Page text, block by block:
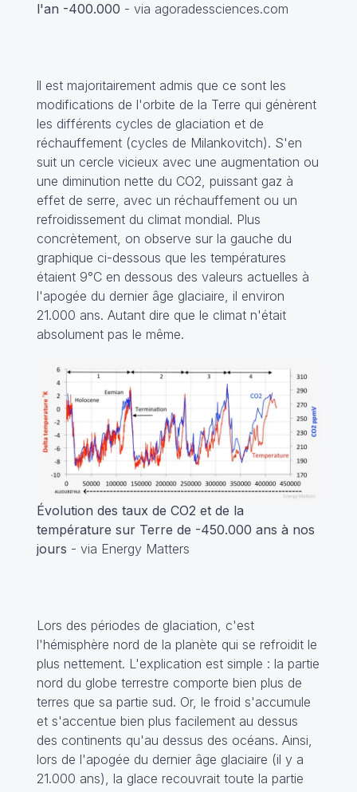
l'an -400.000 - via agoradessciences.com
ll est majoritairement admis que ce sont les
modifications de l'orbite de la Terre qui génèrent
les différents cycles de glaciation et de
réchauffement (cycles de Milankovitch). S'en
suit un cercle vicieux avec une augmentation ou
une diminution nette du CO2, puissant gaz à
effet de serre, avec un réchauffement ou un
refroidissement du climat mondial. Plus
concrètement, on observe sur la gauche du
graphique ci-dessous que les températures
étaient 9°C en dessous des valeurs actuelles à
l'apogée du dernier âge glaciaire, il environ
21.000 ans. Autant dire que le climat n'était
absolument pas le même.
Évolution des taux de CO2 et de la
température sur Terre de -450.000 ans à nos
jours - via Energy Matters
Lors des périodes de glaciation, c'est
l'hémisphère nord de la planète qui se refroidit le
plus nettement. L'explication est simple : la partie
nord du globe terrestre comporte bien plus de
terres que sa partie sud. Or, le froid s'accumule
et s'accentue bien plus facilement au dessus
des continents qu'au dessus des océans. Ainsi,
lors de l'apogée du dernier âge glaciaire (il y a
21.000 ans), la glace recouvrait toute la partie